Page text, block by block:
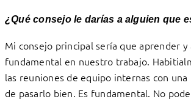
¿Qué consejo le darías a alguien que
Mi consejo principal sería que aprender y
fundamental en nuestro trabajo.
las reuniones de equipo internas con una
de pasarlo bien. Es fundamental. No